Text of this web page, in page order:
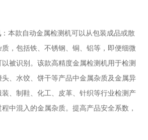
：本款自动金属检测机可以从包装成品或散
，包括铁、不锈钢、铜、铝等，即便细微
被识别。该款高精度金属检测机用于检测
、水饺、饼干等产品中金属杂质及金属异
、制鞋、化工、皮革、针织等行业检测产
中混入的金属杂质。提高产品安全系数，